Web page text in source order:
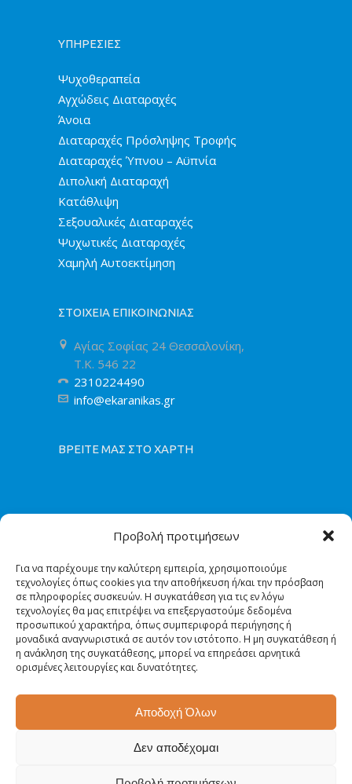
Προβολή προτιμήσεων
Για να παρέχουμε την καλύτερη εμπειρία, χρησιμοποιούμε
τεχνολογίες όπως cookies για την αποθήκευση ή/και την πρόσβαση
σε πληροφορίες συσκευών. Η συγκατάθεση για τις εν λόγω
τεχνολογίες θα μας επιτρέψει να επεξεργαστούμε δεδομένα
προσωπικού χαρακτήρα, όπως συμπεριφορά περιήγησης ή
μοναδικά αναγνωριστικά σε αυτόν τον ιστότοπο. Η μη συγκατάθεση ή
η ανάκληση της συγκατάθεσης, μπορεί να επηρεάσει αρνητικά
ορισμένες λειτουργίες και δυνατότητες.
Αποδοχή Όλων
Δεν αποδέχομαι
ΥΠΗΡΕΣΙΕΣ
Ψυχοθεραπεία
Αγχώδεις Διαταραχές
Άνοια
Διαταραχές Πρόσληψης Τροφής
Διαταραχές Ύπνου – Αϋπνία
Διπολική Διαταραχή
Κατάθλιψη
Σεξουαλικές Διαταραχές
Ψυχωτικές Διαταραχές
Χαμηλή Αυτοεκτίμηση
ΣΤΟΙΧΕΙΑ ΕΠΙΚΟΙΝΩΝΙΑΣ
Αγίας Σοφίας 24 Θεσσαλονίκη,
T.K. 546 22
2310224490
info@ekaranikas.gr
ΒΡΕΙΤΕ ΜΑΣ ΣΤΟ ΧΑΡΤΗ
© 2018 ΚΑΡΑΝΙΚΑΣ ΕΥΑΓΓΕΛΟΣ, All Rights Reserved |
Powered by